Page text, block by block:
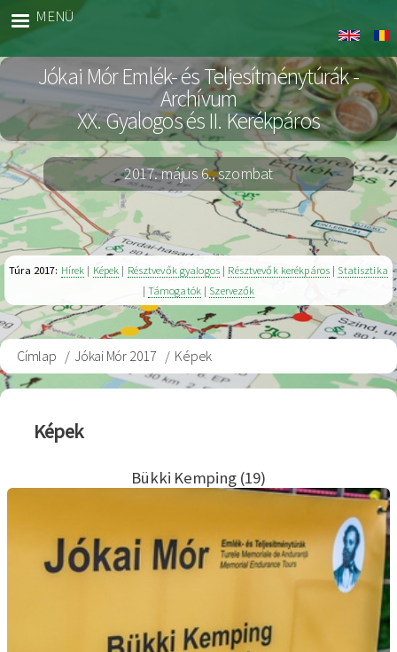
Archiv
MENÜ
Jókai Mór Emlék- és Teljesítménytúrák -
Archívum
XX. Gyalogos és II. Kerékpáros
2017. május 6., szombat
Túra 2017: Hírek | Képek | Résztvevők gyalogos | Résztvevők kerékpáros | Statisztika
| Támogatók| Szervezők
Morzsa
Címlap Jókai Mór 2017 Képek
Képek
Bükki Kemping (19)